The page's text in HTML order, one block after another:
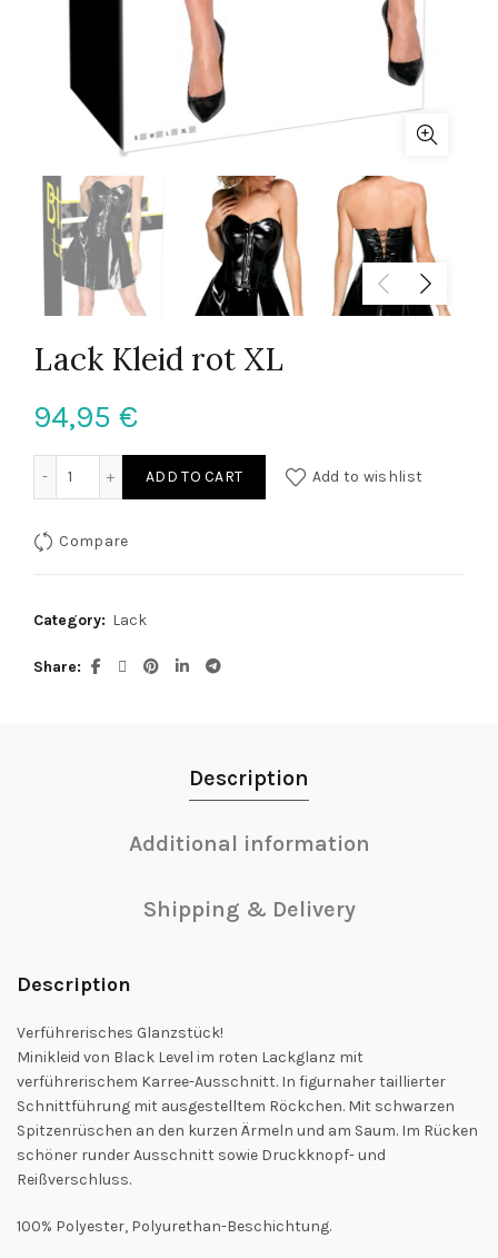
Lack Kleid rot XL
94,95 €
ADD TO CART Add to wishlist
Compare
Category: Lack
Share
Description
Additional information
Shipping & Delivery
Description
Verführerisches Glanzstück!
Minikleid von Black Level im roten Lackglanz mit
verführerischem Karree-Ausschnitt. In figurnaher taillierter
Schnittführung mit ausgestelltem Röckchen. Mit schwarzen
Spitzenrüschen an den kurzen Ärmeln und am Saum. Im Rücken
schöner runder Ausschnitt sowie Druckknopf- und
Reißverschluss.
100% Polyester, Polyurethan-Beschichtung.